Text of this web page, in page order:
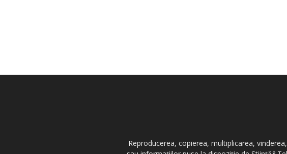
Reproducerea, copierea, multiplicarea,